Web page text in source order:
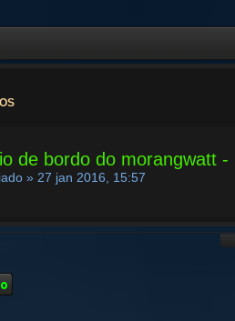
de bordo do morangwatt -
» 27 jan 2016, 15:57